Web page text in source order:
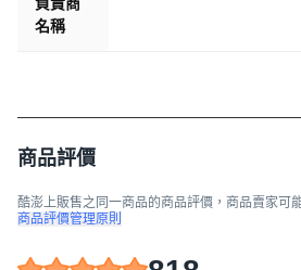
名稱
商品評價
酷澎上販售之同一商品的商品評價，商品賣家可
商品評價管理原則